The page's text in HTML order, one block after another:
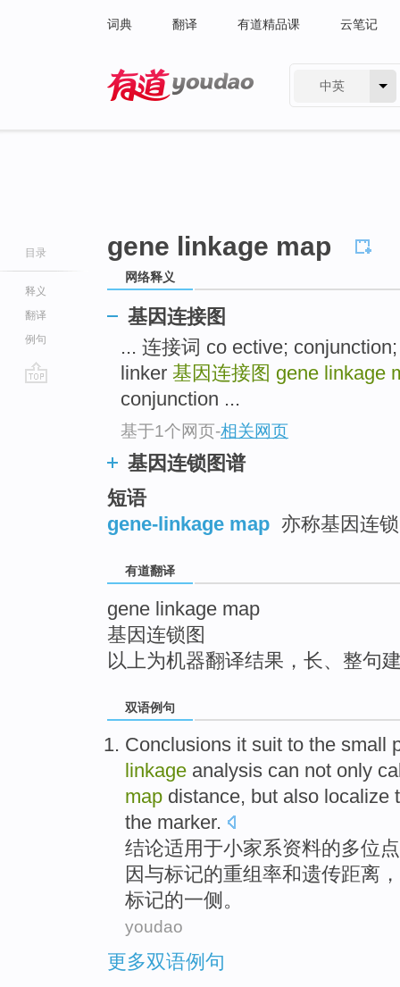
词典 翻译 有道精品课 云笔记
中英
目录
释义
翻译
例句
gene linkage map
网络释义
基因连接图
... 连接词 co ective;
linker 基因连接图 gene linkage
conjunction ...
基于1个网页-相关网页
基因连锁图谱
短语
gene-linkage map 亦称基因连
有道翻译
gene linkage map
基因连锁图
以上为机器翻译结果，长、整句
双语例句
Conclusions it suit to the small
linkage analysis can not only
map distance, but also localize
the marker.
结论适用于小家系资料的多位点
因与标记的重组率和遗传距离 ，
标记的一侧。
youdao
更多双语例句